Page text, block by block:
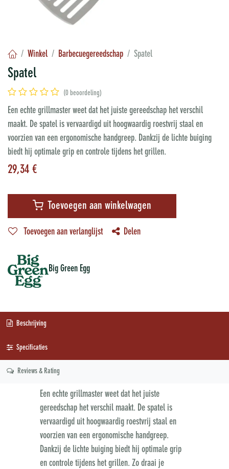
Winkel Barbecuegereedschap Spatel
Spatel
(0 beoordeling)
Een echte grillmaster weet dat het juiste gereedschap het verschil
maakt. De spatel is vervaardigd uit hoogwaardig roestvrij staal en
voorzien van een ergonomische handgreep. Dankzij de lichte buiging
biedt hij optimale grip en controle tijdens het grillen.
29,34 €
Toevoegen aan winkelwagen
Toevoegen aan verlanglijst Delen
Big Green Egg
Beschrijving
Specificaties
Reviews & Rating
Een echte grillmaster weet dat het juiste
gereedschap het verschil maakt. De spatel is
vervaardigd uit hoogwaardig roestvrij staal en
voorzien van een ergonomische handgreep.
Dankzij de lichte buiging biedt hij optimale grip
en controle tijdens het grillen. Zo draai je